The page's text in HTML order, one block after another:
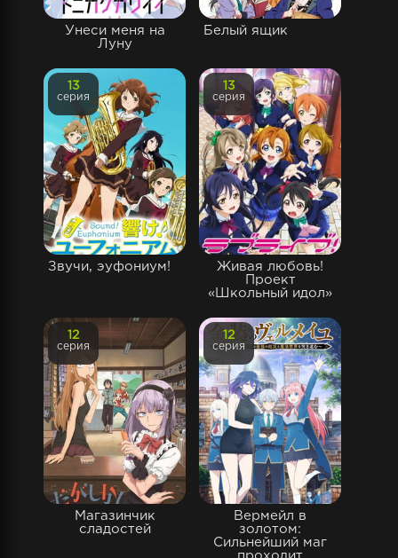
Унеси меня на
Луну
Белый ящик
Звучи, эуфониум!
13
серия
Живая любовь!
Проект
«Школьный идол»
13
серия
Магазинчик
сладостей
12
серия
Вермейл в
золотом:
Сильнейший маг
12
серия